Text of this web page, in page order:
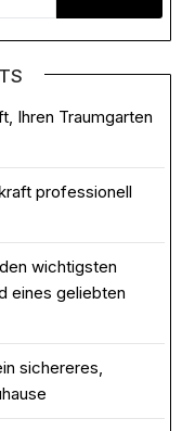
Ihren Traumgarten
professionell
wichtigsten
eines geliebten
sichereres,